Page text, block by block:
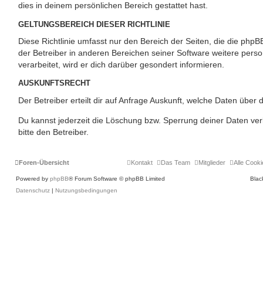
dies in deinem persönlichen Bereich gestattet hast.
GELTUNGSBEREICH DIESER RICHTLINIE
Diese Richtlinie umfasst nur den Bereich der Seiten, die die
der Betreiber in anderen Bereichen seiner Software weitere
verarbeitet, wird er dich darüber gesondert informieren.
AUSKUNFTSRECHT
Der Betreiber erteilt dir auf Anfrage Auskunft, welche Daten über
Du kannst jederzeit die Löschung bzw. Sperrung deiner Daten
bitte den Betreiber.
Foren-Übersicht Alle
Mitglieder
Das Team
Kontakt
Powered by phpBB® Forum Software © phpBB Limited
Datenschutz
Nutzungsbedingungen